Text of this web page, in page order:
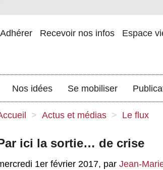
Adhérer Recevoir nos infos Espace
Nos idées Se mobiliser
> Actus et médias > Le flux
ici la sortie… de crise
1er février 2017, par Jean-